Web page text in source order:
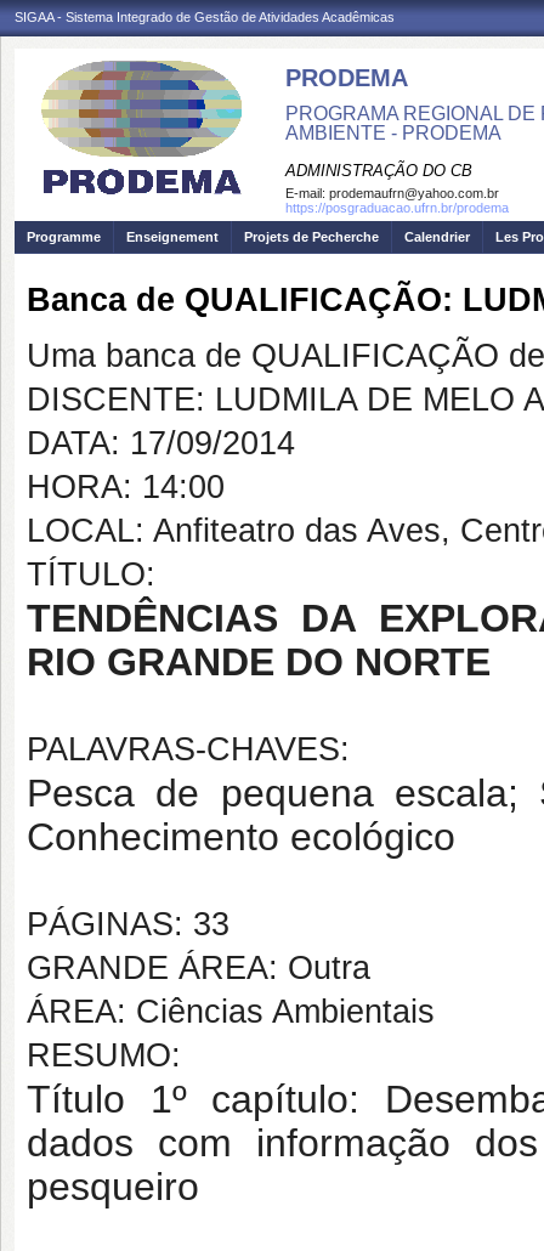
SIGAA - Sistema Integrado de Gestão de Atividades Acadêmicas
PRODEMA
PROGRAMA REGIONAL
AMBIENTE - PRODEMA
ADMINISTRAÇÃO DO CB
E-mail: prodemaufrn@yahoo.com.br
https://posgraduacao.ufrn.br/prodema
Programme
Enseignement Projets de Pecherche Calendrier Les
Banca de QUALIFICAÇÃO:
Uma banca de QUALIFICAÇÃO
DISCENTE: LUDMILA DE MELO
DATA: 17/09/2014
HORA: 14:00
LOCAL: Anfiteatro das Aves,
TÍTULO:
TENDÊNCIAS DA
RIO GRANDE DO NORTE
PALAVRAS-CHAVES:
Pesca de pequena escala;
Conhecimento ecológico
PÁGINAS: 33
GRANDE ÁREA: Outra
ÁREA: Ciências Ambientais
RESUMO:
Título 1º capítulo:
dados com informação
pesqueiro